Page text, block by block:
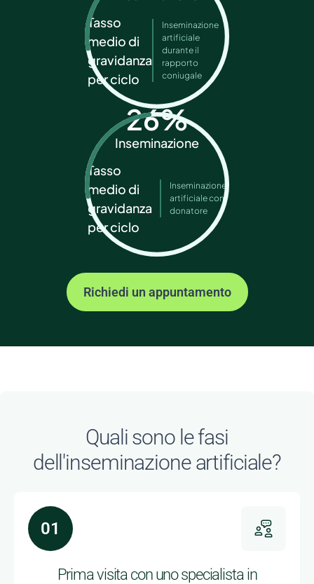
Tasso
medio di
gravidanza
per ciclo
Inseminazione
artificiale
durante il
rapporto
coniugale
26%
Inseminazione
Tasso
medio di
gravidanza
per ciclo
Inseminazione
artificiale con
donatore
Richiedi un appuntamento
Quali sono le fasi
dell'inseminazione artificiale?
Prima visita con uno specialista in